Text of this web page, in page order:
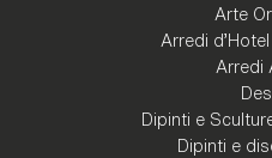
Arte
Arredi
Arredi
Dipinti e
Dipinti e